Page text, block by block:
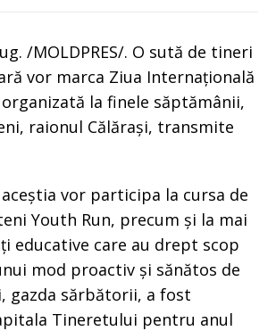
/MOLDPRES/. O sută de tineri
vor marca Ziua Internațională
la finele săptămânii,
raionul Călărași, transmite
vor participa la cursa de
Youth Run, precum și la mai
educative care au drept scop
mod proactiv și sănătos de
gazda sărbătorii, a fost
Tineretului pentru anul